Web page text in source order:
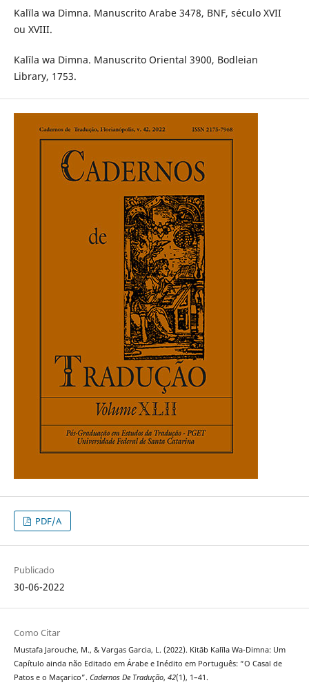
Kalīla wa Dimna. Manuscrito Arabe 3478, BNF, século XVII
ou XVIII.
Kalīla wa Dimna. Manuscrito Oriental 3900, Bodleian
Library, 1753.
PDF/A
Publicado
30-06-2022
Como Citar
Mustafa Jarouche, M., & Vargas Garcia, L. (2022). Kitāb Kalīla Wa-Dimna: Um
Capítulo ainda não Editado em Árabe e Inédito em Português: “O Casal de
Patos e o Maçarico”. Cadernos De Tradução, 42(1), 1–41.